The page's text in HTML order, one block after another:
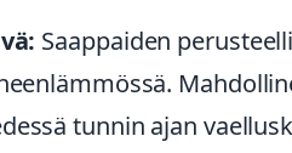
Saappaiden
tunnin ajan